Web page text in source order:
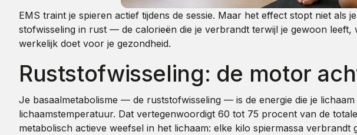
EMS traint je spieren actief tijdens de sessie. Maar het effect stopt niet als
stofwisseling in rust — de calorieën die je verbrandt terwijl je gewoon
werkelijk doet voor je gezondheid.
Ruststofwisseling: de motor
Je basaalmetabolisme — de ruststofwisseling — is de energie die je
lichaamstemperatuur. Dat vertegenwoordigt 60 tot 75 procent van de
metabolisch actieve weefsel in het lichaam: elke kilo spiermassa